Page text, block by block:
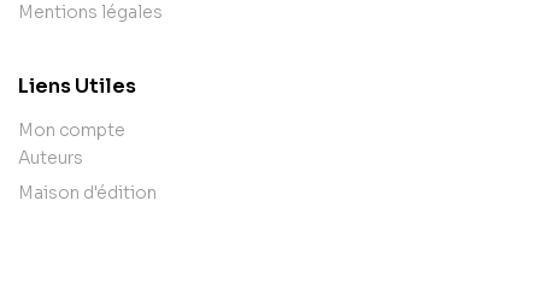
Mentions légales
Liens Utiles
Mon compte
Auteurs
Maison d'édition